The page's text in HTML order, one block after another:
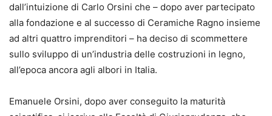
dall’intuizione di Carlo Orsini che – dopo aver partecipato
alla fondazione e al successo di Ceramiche Ragno insieme
ad altri quattro imprenditori – ha deciso di scommettere
sullo sviluppo di un’industria delle costruzioni in legno,
all’epoca ancora agli albori in Italia.
Emanuele Orsini, dopo aver conseguito la maturità